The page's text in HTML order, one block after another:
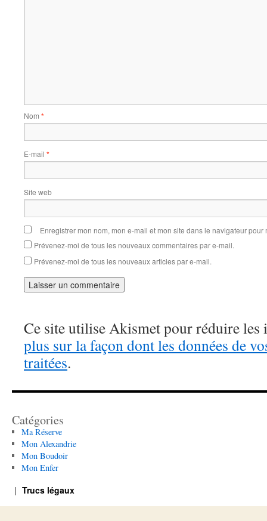
Nom *
E-mail *
Site web
Enregistrer mon nom, mon e-mail et mon site dans le navigateur
Prévenez-moi de tous les nouveaux commentaires par e-mail.
Prévenez-moi de tous les nouveaux articles par e-mail.
Ce site utilise Akismet pour réduire les
plus sur la façon dont les données de
traitées.
Catégories
Ma Réserve
Mon Alexandrie
Mon Boudoir
Mon Enfer
Trucs légaux